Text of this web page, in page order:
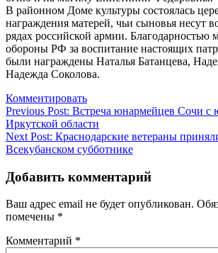
В районном Доме культуры состоялась
награждения матерей, чьи сыновья несут
рядах российской армии. Благодарностью
обороны РФ за воспитание настоящих
были награждены Наталья Батанцева,
Надежда Соколова.
Комментировать
Навигация
по
записям
Previous Post: Встреча юнармейцев Сочи с
Иркутской области
Next Post: Краснодарские ветераны
Всекубанском субботнике
Добавить комментарий
Ваш адрес email не будет опубликован.
помечены *
Комментарий *